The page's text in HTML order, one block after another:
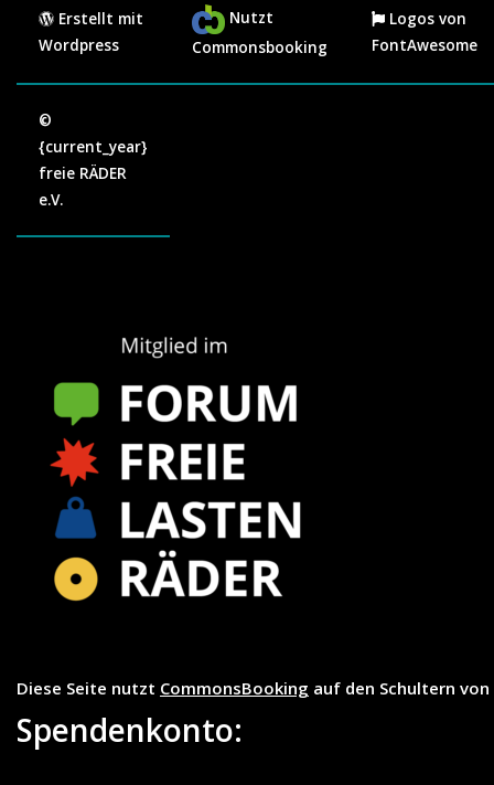
Erstellt mit
Wordpress
Nutzt
Commonsbooking
Logos von
FontAwesome
©
{current_year}
freie RÄDER
e.V.
Diese Seite nutzt CommonsBooking auf den Schultern von
Spendenkonto: